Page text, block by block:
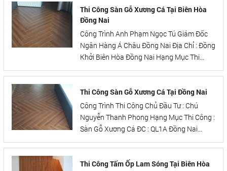
Thi Công Sàn Gỗ Xương Cá Tại Biên Hòa
Đồng Nai
Công Trình Anh Phạm Ngọc Tú Giám Đốc
Ngân Hàng Á Châu Đồng Nai Địa Chỉ : Đồng
Khởi Biên Hòa Đồng Nai Hạng Mục Thi
Công Sàn Gỗ Xương cá Cao Cấp
Thi Công Sàn Gỗ Xương Cá Tại Đồng Nai
Công Trình Thi Công Chủ Đầu Tư : Chú
Nguyễn Thanh Phong Hạng Mục Thi Công :
Sàn Gỗ Xương Cá ĐC : QL1A Đồng Nai
https://trangvangvietnam.com/listings/
nai.html
Thi Công Tấm Ốp Lam Sóng Tại Biên Hòa